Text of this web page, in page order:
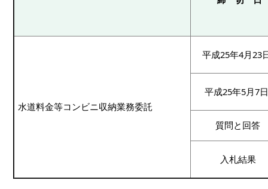
水道料金等コンビニ収納業務委託
平成25年4月23
平成25年5月7
質問と回答
入札結果